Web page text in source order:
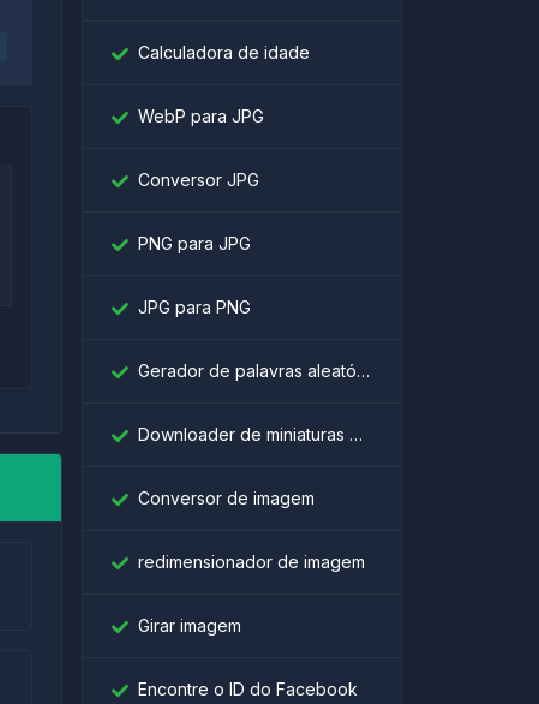
Calculadora de idade
WebP para JPG
Conversor JPG
PNG para JPG
JPG para PNG
Gerador de palavras aleatórias
Downloader de miniaturas do YouTube
Conversor de imagem
redimensionador de imagem
Girar imagem
Encontre o ID do Facebook